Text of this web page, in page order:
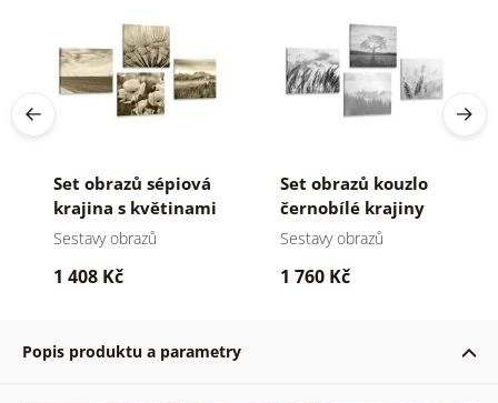
Set obrazů sépiová
krajina s květinami
Sestavy obrazů
1 408 Kč
Set obrazů kouzlo
černobílé krajiny
Sestavy obrazů
1 760 Kč
Popis produktu a parametry